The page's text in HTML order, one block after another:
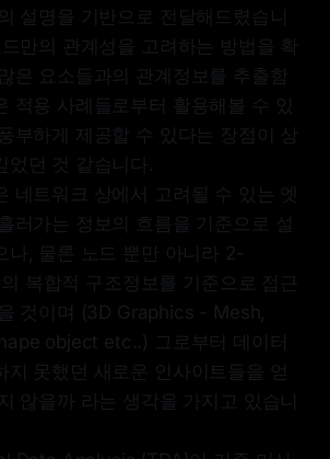
설명을 기반으로 전달해드렸습니
만의 관계성을 고려하는 방법을 확
은 요소들과의 관계정보를 추출함
적용 사례들로부터 활용해볼 수 있
부하게 제공할 수 있다는 장점이 상
었던 것 같습니다.
네트워크 상에서 고려될 수 있는 엣
러가는 정보의 흐름을 기준으로 설
나, 물론 노드 뿐만 아니라 2-
복합적 구조정보를 기준으로 접근
것이며 (3D Graphics - Mesh,
object etc..) 그로부터 데이터
지 못했던 새로운 인사이트들을 얻
않을까 라는 생각을 가지고 있습니